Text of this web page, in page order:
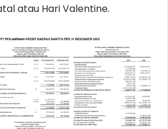
atau Hari Valentine.